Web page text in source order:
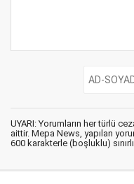
UYARI: Yorumların her türlü
aittir. Mepa News, yapılan
600 karakterle (boşluklu)